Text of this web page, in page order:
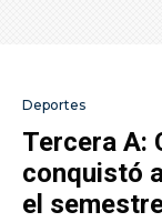
Deportes
Tercera A:
conquistó
el